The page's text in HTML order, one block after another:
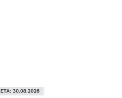
ETA: 30.08.2026